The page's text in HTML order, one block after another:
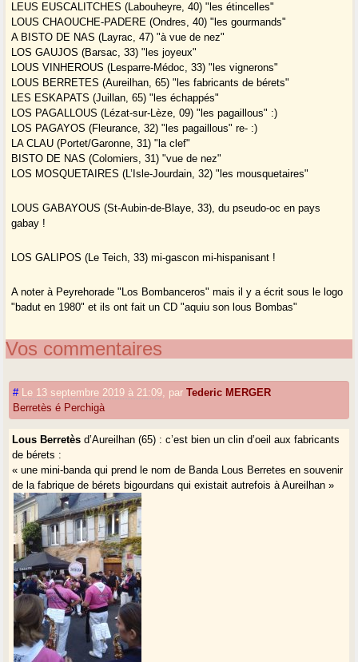
LEUS EUSCALITCHES (Labouheyre, 40) "les étincelles"
LOUS CHAOUCHE-PADERE (Ondres, 40) "les gourmands"
A BISTO DE NAS (Layrac, 47) "à vue de nez"
LOS GAUJOS (Barsac, 33) "les joyeux"
LOUS VINHEROUS (Lesparre-Médoc, 33) "les vignerons"
LOUS BERRETES (Aureilhan, 65) "les fabricants de bérets"
LES ESKAPATS (Juillan, 65) "les échappés"
LOS PAGALLOUS (Lézat-sur-Lèze, 09) "les pagaillous" :)
LOS PAGAYOS (Fleurance, 32) "les pagaillous" re- :)
LA CLAU (Portet/Garonne, 31) "la clef"
BISTO DE NAS (Colomiers, 31) "vue de nez"
LOS MOSQUETAIRES (L’Isle-Jourdain, 32) "les mousquetaires"
LOUS GABAYOUS (St-Aubin-de-Blaye, 33), du pseudo-oc en pays
gabay !
LOS GALIPOS (Le Teich, 33) mi-gascon mi-hispanisant !
A noter à Peyrehorade "Los Bombanceros" mais il y a écrit sous le logo
"badut en 1980" et ils ont fait un CD "aquiu son lous Bombas"
Vos commentaires
# Le 13 septembre 2019 à 21:09 parTederic MERGER
Berretès é Perchigà
Lous Berretès d’Aureilhan (65) : c’est bien un clin d’oeil aux fabricants
de bérets :
« une mini-banda qui prend le nom de Banda Lous Berretes en souvenir
de la fabrique de bérets bigourdans qui existait autrefois à Aureilhan »